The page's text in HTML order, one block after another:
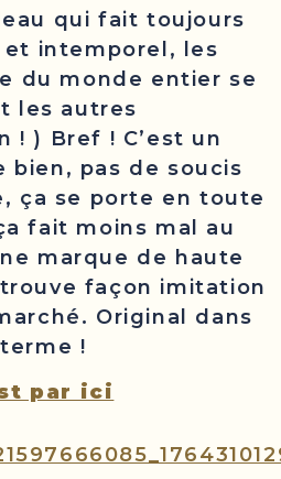
qui fait toujours
intemporel, les
du monde entier se
les autres
! ) Bref ! C’est un
bien, pas de soucis
ça se porte en toute
fait moins mal au
marque de haute
façon imitation
Original dans
!
par ici